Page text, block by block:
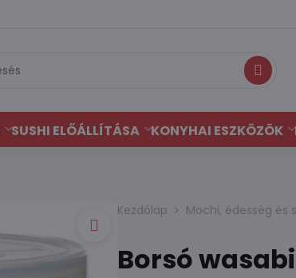
Keresés
SUSHI ELŐÁLLÍTÁSA KONYHAI ESZKÖZÖK
Kezdőlap Mochi, édesség és
Borsó